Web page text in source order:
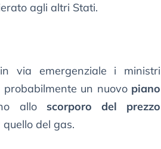
agli altri Stati.
via emergenziale i ministri
un nuovo piano
allo scorporo del prezzo
del gas.